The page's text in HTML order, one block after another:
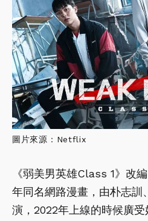
圖片來源：Netflix
《弱美男英雄Class 1》改
年同名網路漫畫，由朴志訓
演，2022年上線的時候廣